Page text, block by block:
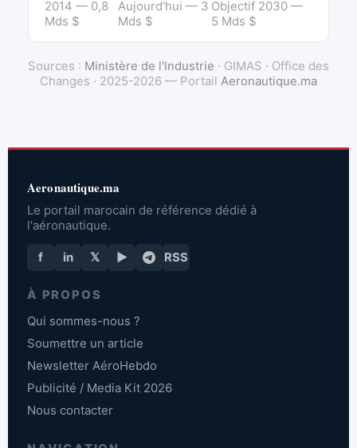
2014 — 0,8
Mds $
Aujourd'hui — 3
Mds $
Objectif 2030 —
5 Mds $
Sources : Ministère de l'Industrie · GIMAS · Office des
Changes · 2025-2026 — Portail Aeronautique.ma
Aeronautique.ma
Le portail marocain de référence dédié à
l'aéronautique.
f in 𝕏 ▶ RSS
À PROPOS
Qui sommes-nous ?
Soumettre un article
Newsletter AéroHebdo
Publicité / Media Kit 2026
Nous contacter